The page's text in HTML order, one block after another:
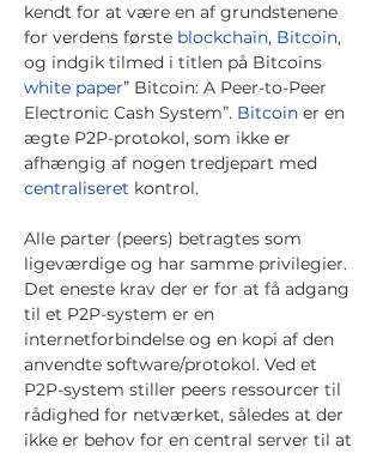
kendt for at være en af grundstenene
for verdens første blockchain, Bitcoin,
og indgik tilmed i titlen på Bitcoins
white paper” Bitcoin: A Peer-to-Peer
Electronic Cash System”. Bitcoin er en
ægte P2P-protokol, som ikke er
afhængig af nogen tredjepart med
centraliseret kontrol.
Alle parter (peers) betragtes som
ligeværdige og har samme privilegier.
Det eneste krav der er for at få adgang
til et P2P-system er en
internetforbindelse og en kopi af den
anvendte software/protokol. Ved et
P2P-system stiller peers ressourcer til
rådighed for netværket, således at der
ikke er behov for en central server til at